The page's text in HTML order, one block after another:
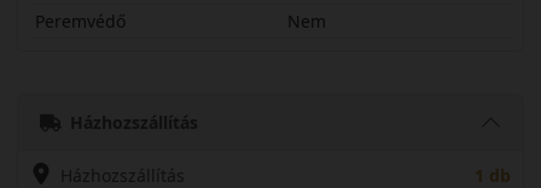
Peremvédő
Nem
Házhozszállítás
Házhozszállítás 1 db